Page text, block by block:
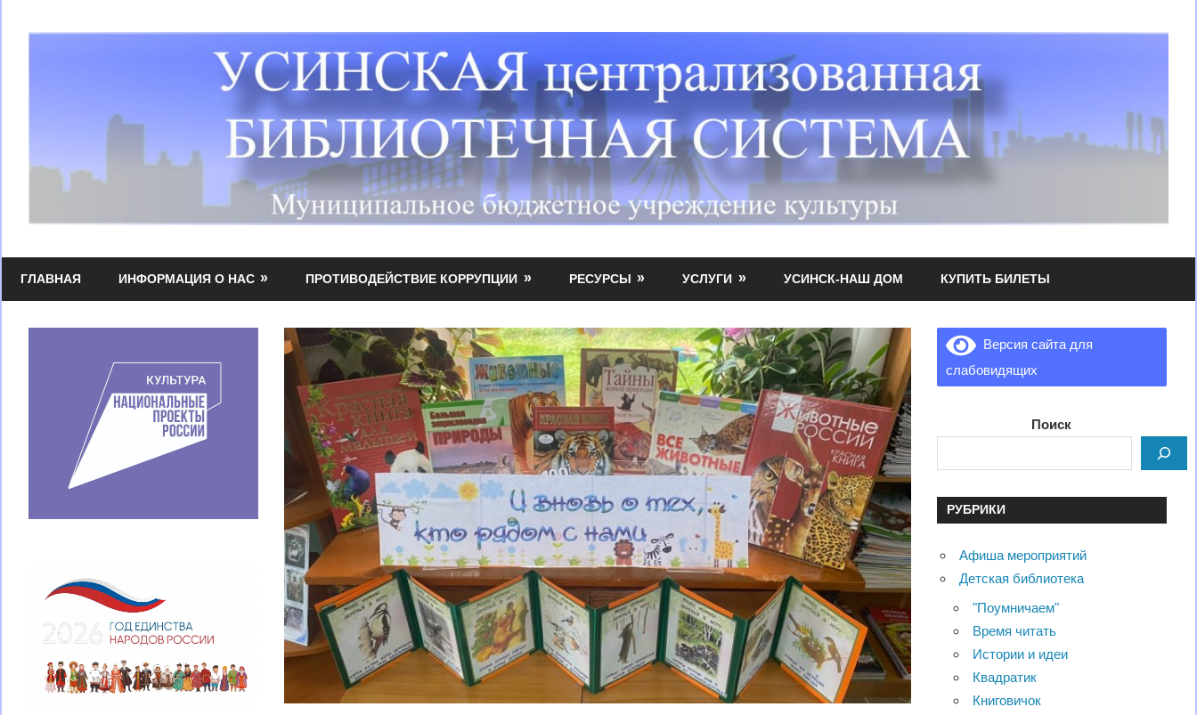
МБУК
УЦБС
библиотечная
ГЛАВНАЯ ИНФОРМАЦИЯ О НАС ПРОТИВОДЕЙСТВИЕ КОРРУПЦИИ РЕСУРСЫ УСЛУГИ УСИНСК-НАШ ДОМ КУПИТЬ БИЛЕТЫ
Версия сайта для
слабовидящих
Поиск
РУБРИКИ
Афиша мероприятий
Детская библиотека
"Поумничаем"
Время читать
Истории и идеи
Квадратик
Книговичок